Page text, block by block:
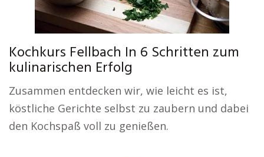
Kochkurs Fellbach In 6 Schritten zum
kulinarischen Erfolg
Zusammen entdecken wir, wie leicht es ist,
köstliche Gerichte selbst zu zaubern und dabei
den Kochspaß voll zu genießen.